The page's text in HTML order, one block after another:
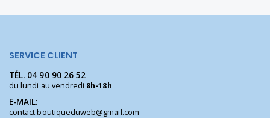
SERVICE CLIENT
TÉL. 04 90 90 26 52
du lundi au vendredi 8h-18h
E-MAIL:
contact.boutiqueduweb@gmail.com